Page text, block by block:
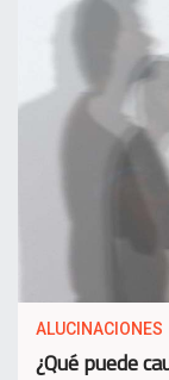
ALUCINACIONES
¿Qué puede